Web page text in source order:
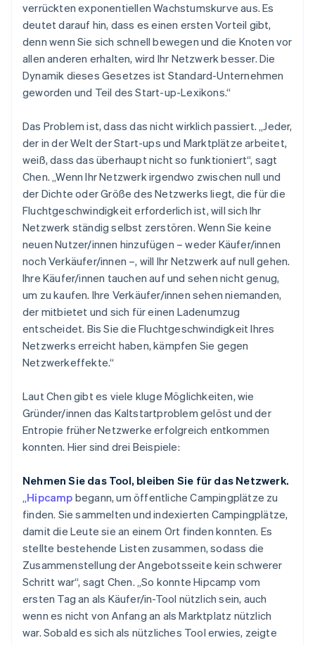
verrückten exponentiellen Wachstumskurve aus. Es
deutet darauf hin, dass es einen ersten Vorteil gibt,
denn wenn Sie sich schnell bewegen und die Knoten vor
allen anderen erhalten, wird Ihr Netzwerk besser. Die
Dynamik dieses Gesetzes ist Standard-Unternehmen
geworden und Teil des Start-up-Lexikons.“
Das Problem ist, dass das nicht wirklich passiert. „Jeder,
der in der Welt der Start-ups und Marktplätze arbeitet,
weiß, dass das überhaupt nicht so funktioniert“, sagt
Chen. „Wenn Ihr Netzwerk irgendwo zwischen null und
der Dichte oder Größe des Netzwerks liegt, die für die
Fluchtgeschwindigkeit erforderlich ist, will sich Ihr
Netzwerk ständig selbst zerstören. Wenn Sie keine
neuen Nutzer/innen hinzufügen – weder Käufer/innen
noch Verkäufer/innen –, will Ihr Netzwerk auf null gehen.
Ihre Käufer/innen tauchen auf und sehen nicht genug,
um zu kaufen. Ihre Verkäufer/innen sehen niemanden,
der mitbietet und sich für einen Ladenumzug
entscheidet. Bis Sie die Fluchtgeschwindigkeit Ihres
Netzwerks erreicht haben, kämpfen Sie gegen
Netzwerkeffekte.“
Laut Chen gibt es viele kluge Möglichkeiten, wie
Gründer/innen das Kaltstartproblem gelöst und der
Entropie früher Netzwerke erfolgreich entkommen
konnten. Hier sind drei Beispiele:
Nehmen Sie das Tool, bleiben Sie für das Netzwerk.
„Hipcamp begann, um öffentliche Campingplätze zu
finden. Sie sammelten und indexierten Campingplätze,
damit die Leute sie an einem Ort finden konnten. Es
stellte bestehende Listen zusammen, sodass die
Zusammenstellung der Angebotsseite kein schwerer
Schritt war“, sagt Chen. „So konnte Hipcamp vom
ersten Tag an als Käufer/in-Tool nützlich sein, auch
wenn es nicht von Anfang an als Marktplatz nützlich
war. Sobald es sich als nützliches Tool erwies, zeigte